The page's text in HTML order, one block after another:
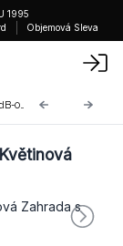
1995
Objemová Sleva
EGardB-02